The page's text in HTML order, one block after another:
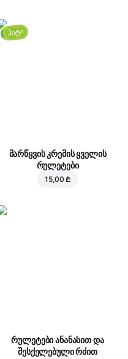
ჰიტი
მარწყვის კრემის ყველის
რულეტები
15,00 ₾
რულეტები ანანასით და
შესქელებული რძით